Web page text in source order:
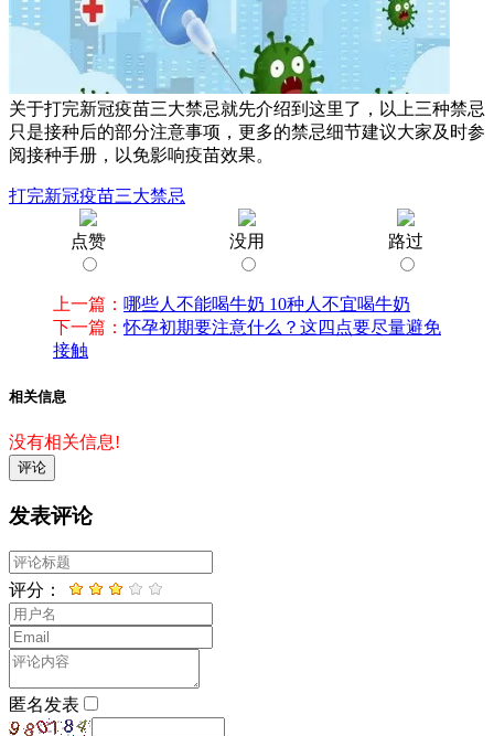
关于打完新冠疫苗三大禁忌就先介绍到这里了，以上三种禁忌
只是接种后的部分注意事项，更多的禁忌细节建议大家及时参
阅接种手册，以免影响疫苗效果。
打完新冠疫苗三大禁忌
点赞 没用 路过
上一篇： 哪些人不能喝牛奶 10种人不宜喝牛奶
下一篇：怀孕初期要注意什么？这四点要尽量避免
接触
相关信息
没有相关信息!
评论
发表评论
评分：
匿名发表